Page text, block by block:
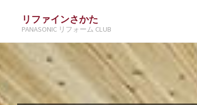
ツ
へ
ス
リファインさかた
PANASONIC リフォーム CLUB